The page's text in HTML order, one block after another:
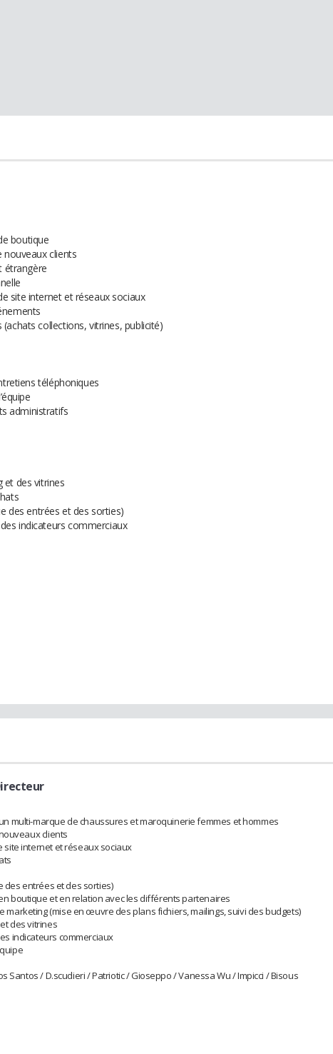
boutique
clients
étrangère
site internet et réseaux sociaux
collections, vitrines, publicité)
téléphoniques
administratifs
et des vitrines
des entrées et des sorties)
indicateurs commerciaux
multi-marque de chaussures et maroquinerie femmes et hommes
clients
internet et réseaux sociaux
des entrées et des sorties)
boutique et en relation avec les différents partenaires
marketing (mise en œuvre des plans fichiers, mailings, suivi des budgets)
des vitrines
indicateurs commerciaux
Santos / D.scudieri / Patriotic / Gioseppo / Vanessa Wu / Impicci / Bisous